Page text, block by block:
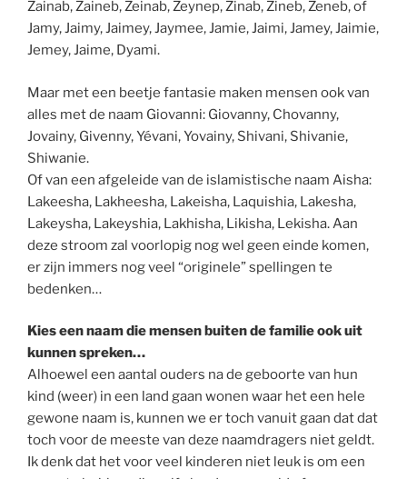
Zainab, Zaineb, Zeinab, Zeynep, Zinab, Zineb, Zeneb, of
Jamy, Jaimy, Jaimey, Jaymee, Jamie, Jaimi, Jamey, Jaimie,
Jemey, Jaime, Dyami.
Maar met een beetje fantasie maken mensen ook van
alles met de naam Giovanni: Giovanny, Chovanny,
Jovainy, Givenny, Yévani, Yovainy, Shivani, Shivanie,
Shiwanie.
Of van een afgeleide van de islamistische naam Aisha:
Lakeesha, Lakheesha, Lakeisha, Laquishia, Lakesha,
Lakeysha, Lakeyshia, Lakhisha, Likisha, Lekisha. Aan
deze stroom zal voorlopig nog wel geen einde komen,
er zijn immers nog veel “originele” spellingen te
bedenken…
Kies een naam die mensen buiten de familie ook uit
kunnen spreken…
Alhoewel een aantal ouders na de geboorte van hun
kind (weer) in een land gaan wonen waar het een hele
gewone naam is, kunnen we er toch vanuit gaan dat dat
toch voor de meeste van deze naamdragers niet geldt.
Ik denk dat het voor veel kinderen niet leuk is om een